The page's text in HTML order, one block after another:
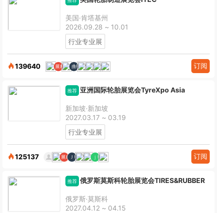
美国·肯塔基州
2026.09.28 ~ 10.01
行业专业展
139640 订阅
推荐 亚洲国际轮胎展览会TyreXpo Asia
新加坡·新加坡
2027.03.17 ~ 03.19
行业专业展
125137 订阅
推荐 俄罗斯莫斯科轮胎展览会TIRES&RUBBER
俄罗斯·莫斯科
2027.04.12 ~ 04.15